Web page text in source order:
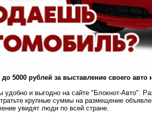
5000 рублей за выставление своего авто
удобно и выгодно на сайте "Блокнот-Авто".
крупные суммы на размещение
увидят люди по всей стране.